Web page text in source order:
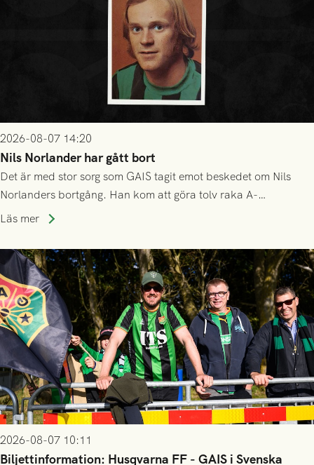
2026-08-07 14:20
Nils Norlander har gått bort
Det är med stor sorg som GAIS tagit emot beskedet om Nils
Norlanders bortgång. Han kom att göra tolv raka A-
lagssäsonger i Grönsvart och är en av få spelare som i GAIS
Läs mer
2026-08-07 10:11
Biljettinformation: Husqvarna FF - GAIS i Svenska